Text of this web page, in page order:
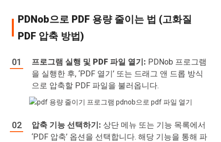
PDNob으로 PDF 용량 줄이는 법 (고화질
PDF 압축 방법)
프로그램 실행 및 PDF 파일 열기: PDNob 프로그램
을 실행한 후, ‘PDF 열기’ 또는 드래그 앤 드롭 방식
으로 압축할 PDF 파일을 불러옵니다.
압축 기능 선택하기: 상단 메뉴 또는 기능 목록에서
‘PDF 압축’ 옵션을 선택합니다. 해당 기능을 통해 파